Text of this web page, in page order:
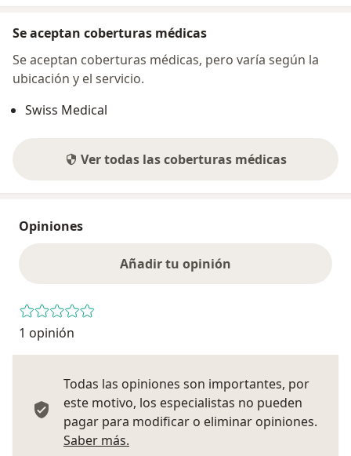
Se aceptan coberturas médicas
Se aceptan coberturas médicas, pero varía según la
ubicación y el servicio.
Swiss Medical
Ver todas las coberturas médicas
Opiniones
Añadir tu opinión
1 opinión
Todas las opiniones son importantes, por
este motivo, los especialistas no pueden
pagar para modificar o eliminar opiniones.
Saber más.